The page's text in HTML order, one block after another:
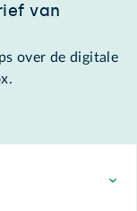
van
over de digitale